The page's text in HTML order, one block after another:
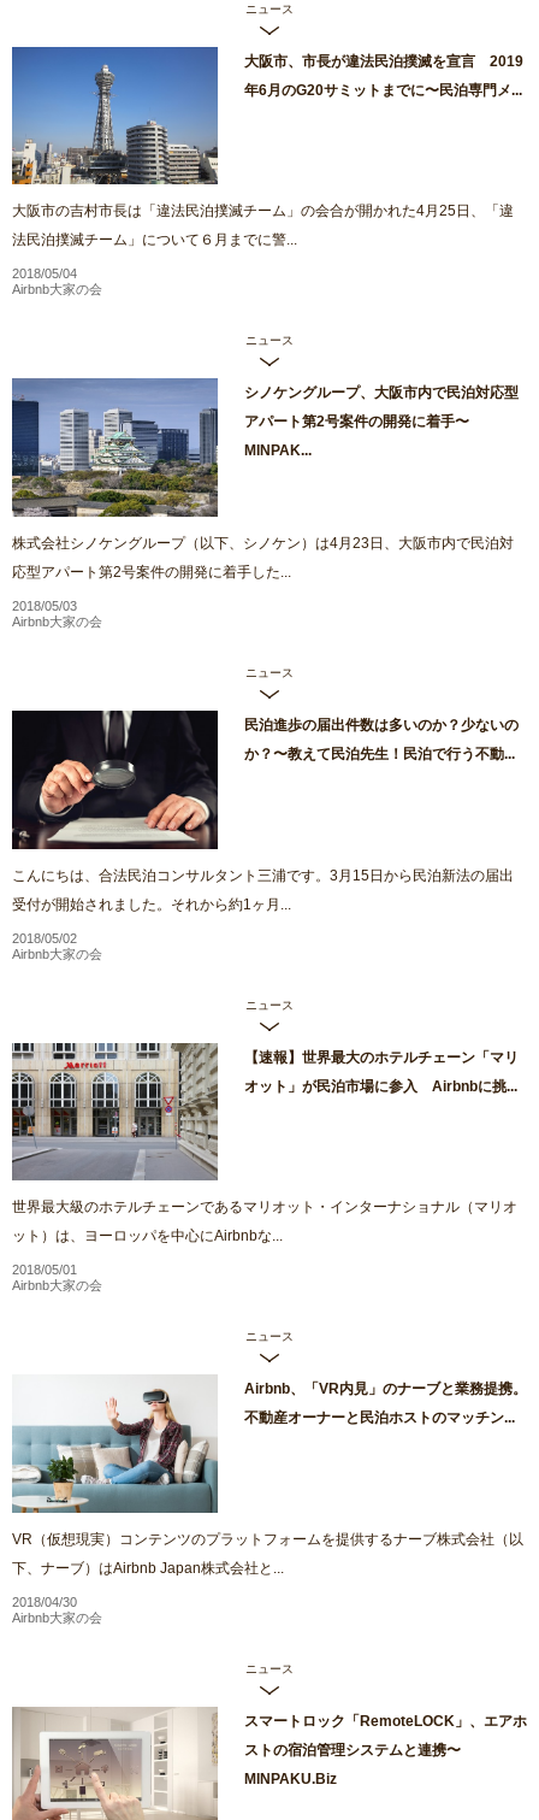
ニュース
大阪市、市長が違法民泊撲滅を宣言 2019
年6月のG20サミットまでに〜民泊専門メ...
大阪市の吉村市長は「違法民泊撲滅チーム」の会合が開かれた4月25日、「違
法民泊撲滅チーム」について６月までに警...
2018/05/04
Airbnb大家の会
ニュース
シノケングループ、大阪市内で民泊対応型
アパート第2号案件の開発に着手〜
MINPAK...
株式会社シノケングループ（以下、シノケン）は4月23日、大阪市内で民泊対
応型アパート第2号案件の開発に着手した...
2018/05/03
Airbnb大家の会
ニュース
民泊進歩の届出件数は多いのか？少ないの
か？〜教えて民泊先生！民泊で行う不動...
こんにちは、合法民泊コンサルタント三浦です。3月15日から民泊新法の届出
受付が開始されました。それから約1ヶ月...
2018/05/02
Airbnb大家の会
ニュース
【速報】世界最大のホテルチェーン「マリ
オット」が民泊市場に参入 Airbnbに挑...
世界最大級のホテルチェーンであるマリオット・インターナショナル（マリオ
ット）は、ヨーロッパを中心にAirbnbな...
2018/05/01
Airbnb大家の会
ニュース
Airbnb、「VR内見」のナーブと業務提携。
不動産オーナーと民泊ホストのマッチン...
VR（仮想現実）コンテンツのプラットフォームを提供するナーブ株式会社（以
下、ナーブ）はAirbnb Japan株式会社と...
2018/04/30
Airbnb大家の会
ニュース
スマートロック「RemoteLOCK」、エアホ
ストの宿泊管理システムと連携〜
MINPAKU.Biz